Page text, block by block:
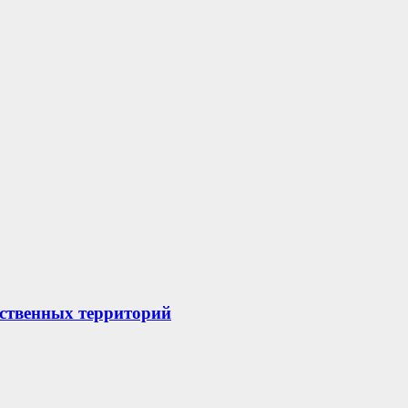
территорий